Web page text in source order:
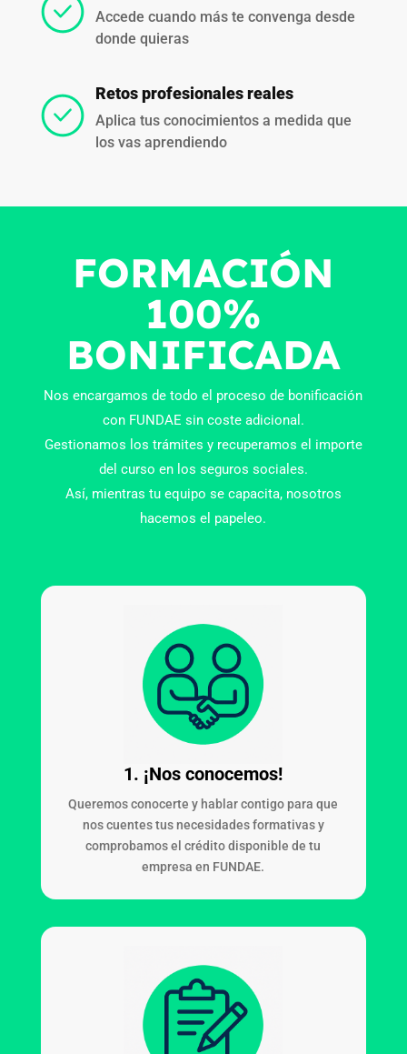
Accede cuando más te convenga desde
donde quieras
Retos profesionales reales
Aplica tus conocimientos a medida que
los vas aprendiendo
FORMACIÓN
100%
BONIFICADA
Nos encargamos de todo el proceso de bonificación
con FUNDAE sin coste adicional.
Gestionamos los trámites y recuperamos el importe
del curso en los seguros sociales.
Así, mientras tu equipo se capacita, nosotros
hacemos el papeleo.
1. ¡Nos conocemos!
Queremos conocerte y hablar contigo para que
nos cuentes tus necesidades formativas y
comprobamos el crédito disponible de tu
empresa en FUNDAE.